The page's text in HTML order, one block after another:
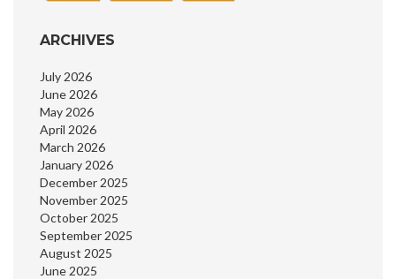
ARCHIVES
July 2026
June 2026
May 2026
April 2026
March 2026
January 2026
December 2025
November 2025
October 2025
September 2025
August 2025
June 2025